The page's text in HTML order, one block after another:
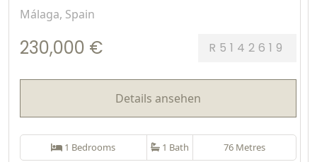
Málaga, Spain
230,000 € R5142619
Details ansehen
1 Bedrooms 1 Bath 76 Metres